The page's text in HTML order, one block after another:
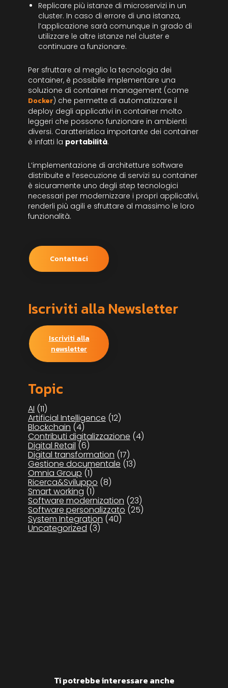
Replicare più istanze di microservizi in un
cluster. In caso di errore di una istanza,
l’applicazione sarà comunque in grado di
utilizzare le altre istanze nel cluster e
continuare a funzionare.
Per sfruttare al meglio la tecnologia dei
container, è possibile implementare una
soluzione di container management (come
Docker) che permette di automatizzare il
deploy degli applicativi in container molto
leggeri che possono funzionare in ambienti
diversi. Caratteristica importante dei container
è infatti la portabilità.
L’implementazione di architetture software
distribuite e l’esecuzione di servizi su container
è sicuramente uno degli step tecnologici
necessari per modernizzare i propri applicativi,
renderli più agili e sfruttare al massimo le loro
funzionalità.
Contattaci
Iscriviti alla Newsletter
Iscriviti alla
newsletter
Topic
AI (11)
Artificial Intelligence (12)
Blockchain (4)
Contributi digitalizzazione (4)
Digital Retail (6)
Digital transformation (17)
Gestione documentale (13)
Omnia Group (1)
Ricerca&Sviluppo (8)
Smart working (1)
Software modernization (23)
Software personalizzato (25)
System Integration (40)
Uncategorized (3)
Ti potrebbe interessare anche